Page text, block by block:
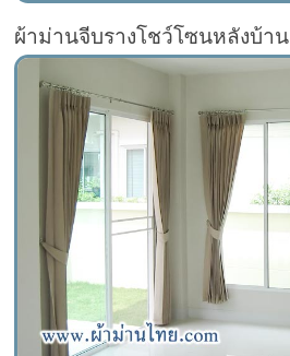
ผ้าม่านจีบรางโชว์โซนหลังบ้าน